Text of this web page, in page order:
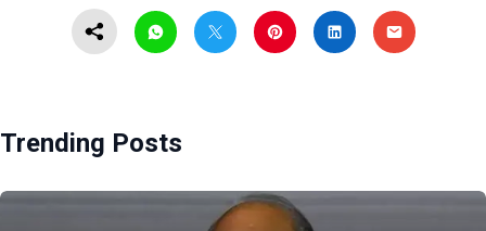
Trending Posts